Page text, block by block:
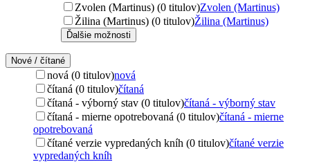
Zvolen (Martinus) (0 titulov)Zvolen (Martinus)
Žilina (Martinus) (0 titulov)Žilina (Martinus)
Ďalšie možnosti
Nové / čítané
nová (0 titulov)nová
čítaná (0 titulov)čítaná
čítaná - výborný stav (0 titulov)čítaná - výborný stav
čítaná - mierne opotrebovaná (0 titulov)čítaná - mierne
opotrebovaná
čítané verzie vypredaných kníh (0 titulov)čítané verzie
vypredaných kníh